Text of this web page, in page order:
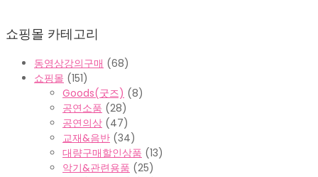
쇼핑몰 카테고리
동영상강의구매 (68)
쇼핑몰 (151)
Goods(굿즈) (8)
공연소품 (28)
공연의상 (47)
교재&음반 (34)
대량구매할인상품 (13)
악기&관련용품 (25)